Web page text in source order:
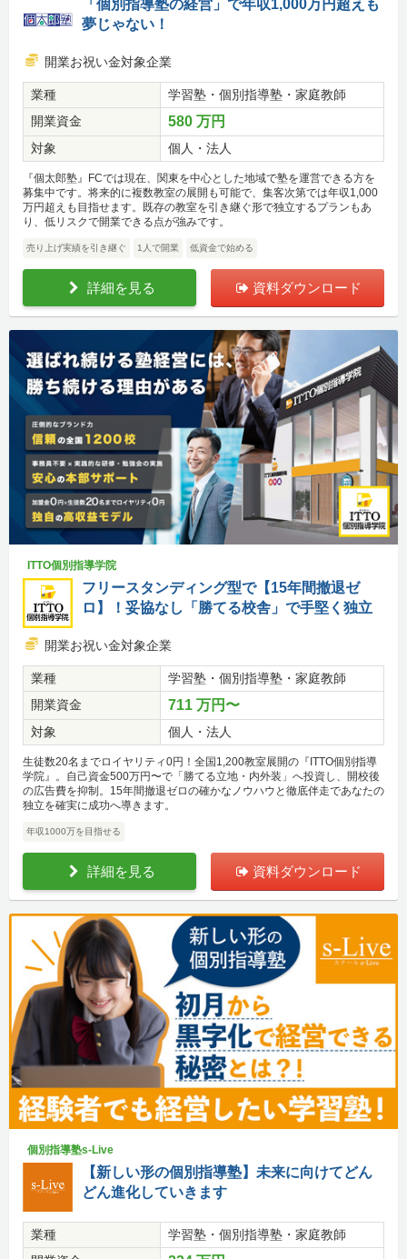
「個別指導塾の経営」で年収1,000万円超えも
夢じゃない！
開業お祝い金対象企業
業種
学習塾・個別指導塾・家庭教師
開業資金
580 万円
対象 個人・法人
『個太郎塾』FCでは現在、関東を中心とした地域で塾を運営できる方を
募集中です。将来的に複数教室の展開も可能で、集客次第では年収1,000
万円超えも目指せます。既存の教室を引き継ぐ形で独立するプランもあ
り、低リスクで開業できる点が強みです。
売り上げ実績を引き継ぐ 1人で開業 低資金で始める
詳細を見る 資料ダウンロード
ITTO個別指導学院
フリースタンディング型で【15年間撤退ゼ
ロ】！妥協なし「勝てる校舎」で手堅く独立
開業お祝い金対象企業
業種
学習塾・個別指導塾・家庭教師
開業資金
711 万円〜
対象 個人・法人
生徒数20名までロイヤリティ0円！全国1,200教室展開の『ITTO個別指導
学院』。自己資金500万円〜で「勝てる立地・内外装」へ投資し、開校後
の広告費を抑制。15年間撤退ゼロの確かなノウハウと徹底伴走であなたの
独立を確実に成功へ導きます。
年収1000万を目指せる
詳細を見る 資料ダウンロード
個別指導塾s-Live
【新しい形の個別指導塾】未来に向けてどん
どん進化していきます
業種
学習塾・個別指導塾・家庭教師